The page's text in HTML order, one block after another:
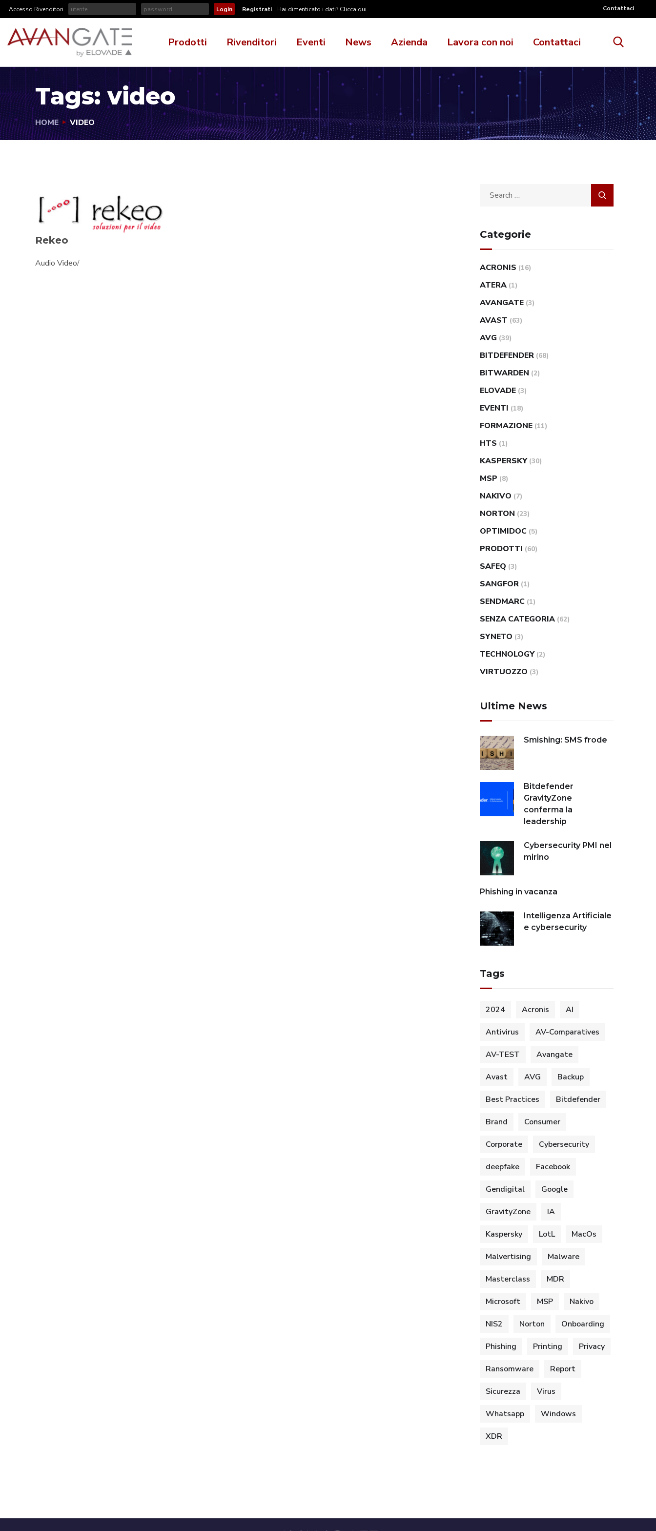
Accesso Rivenditori Registrati Hai dimenticato i dati? Clicca qui Contattaci
Prodotti Rivenditori Eventi News Azienda Lavora con noi Contattaci
Tags:video
HOME VIDEO
Rekeo
Audio Video/
Categorie
ACRONIS (16)
ATERA (1)
AVANGATE (3)
AVAST (63)
AVG (39)
BITDEFENDER (68)
BITWARDEN (2)
ELOVADE (3)
EVENTI (18)
FORMAZIONE (11)
HTS (1)
KASPERSKY (30)
MSP (8)
NAKIVO (7)
NORTON (23)
OPTIMIDOC (5)
PRODOTTI (60)
SAFEQ (3)
SANGFOR (1)
SENDMARC (1)
SENZA CATEGORIA (62)
SYNETO (3)
TECHNOLOGY (2)
VIRTUOZZO (3)
Ultime News
Smishing: SMS frode
Bitdefender
GravityZone
conferma la
leadership
Cybersecurity PMI nel
mirino
Phishing in vacanza
Intelligenza Artificiale
e cybersecurity
Tags
2024 Acronis AI
Antivirus AV-Comparatives
AV-TEST Avangate
Avast AVG Backup
Best Practices Bitdefender
Brand Consumer
Corporate Cybersecurity
deepfake Facebook
Gendigital Google
GravityZone IA
Kaspersky LotL MacOs
Malvertising Malware
Masterclass MDR
Microsoft MSP Nakivo
NIS2 Norton Onboarding
Phishing Printing Privacy
Ransomware Report
Sicurezza Virus
Whatsapp Windows
XDR